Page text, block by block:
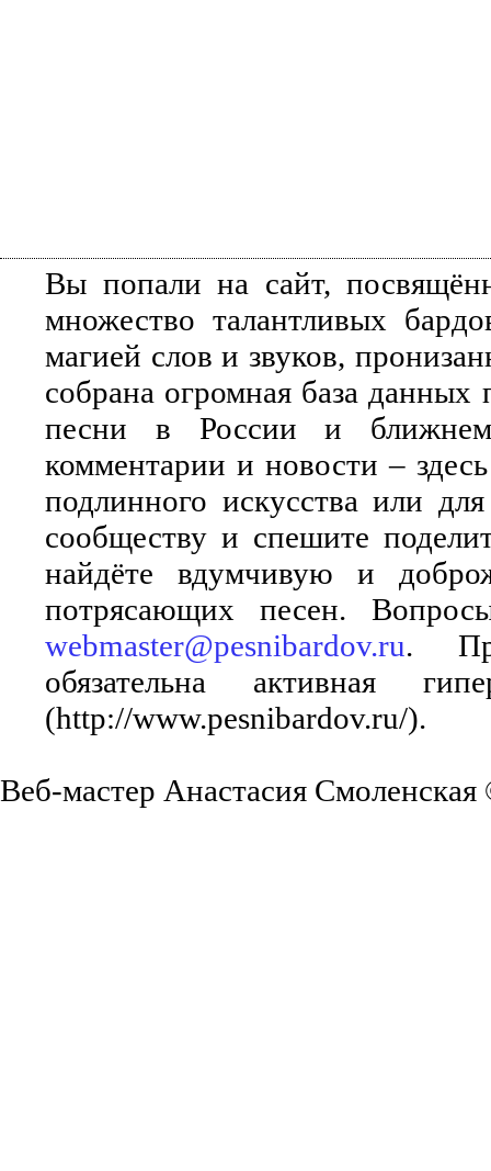
Вы попали на сайт,
множество талантливых
магией слов и звуков,
собрана огромная база
песни в России и ближнем
комментарии и новости –
подлинного искусства или
сообществу и спешите
найдёте вдумчивую и
потрясающих песен.
webmaster@pesnibardov.ru.
обязательна активная
(http://www.pesnibardov.ru/).
Веб-мастер Анастасия